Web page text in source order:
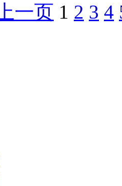
上一页 1 2 3 4